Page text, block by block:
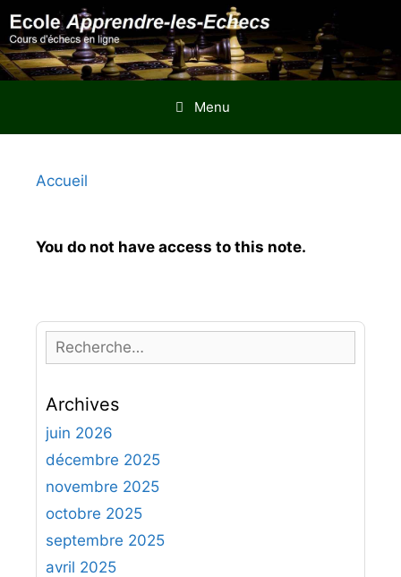
Aller
au
contenu
Menu
Accueil
You do not have access to this note.
e
h
e
r
h
e
r
Archives
juin 2026
décembre 2025
novembre 2025
octobre 2025
septembre 2025
avril 2025